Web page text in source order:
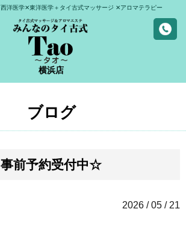
西洋医学✕東洋医学＋タイ古式マッサージ ✕アロマテラピー
横浜店
ブログ
事前予約受付中☆
2026 / 05 / 21